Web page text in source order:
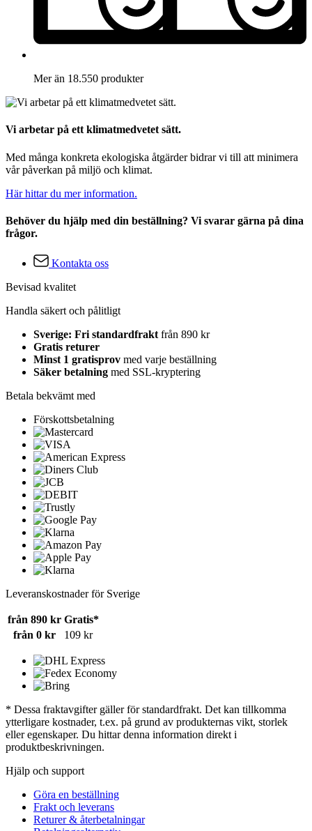
Mer än 18.550 produkter
Vi arbetar på ett klimatmedvetet sätt.
Med många konkreta ekologiska åtgärder bidrar vi till att minimera
vår påverkan på miljö och klimat.
Här hittar du mer information.
Behöver du hjälp med din beställning? Vi svarar gärna på dina
frågor.
Kontakta oss
Bevisad kvalitet
Handla säkert och pålitligt
Sverige: Fri standardfrakt från 890 kr
Gratis returer
Minst 1 gratisprov med varje beställning
Säker betalning med SSL-kryptering
Betala bekvämt med
Förskottsbetalning
Leveranskostnader för Sverige
från 890 kr Gratis*
från 0 kr
109 kr
* Dessa fraktavgifter gäller för standardfrakt. Det kan tillkomma
ytterligare kostnader, t.ex. på grund av produkternas vikt, storlek
eller egenskaper. Du hittar denna information direkt i
produktbeskrivningen.
Hjälp och support
Göra en beställning
Frakt och leverans
Returer & återbetalningar